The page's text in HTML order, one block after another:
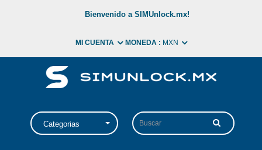
Bienvenido a SIMUnlock.mx!
MI CUENTA MONEDA : MXN
Categorias